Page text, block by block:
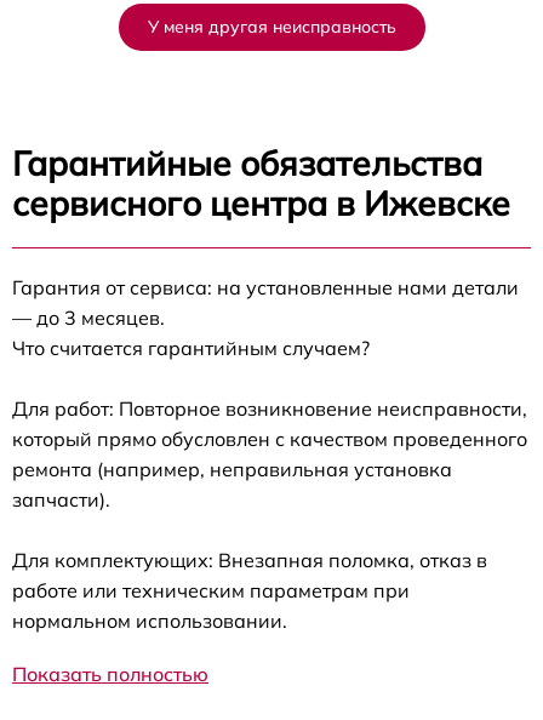
У меня другая неисправность
Гарантийные обязательства
сервисного центра в Ижевске
Гарантия от сервиса: на установленные нами детали
— до 3 месяцев.
Что считается гарантийным случаем?
Для работ: Повторное возникновение неисправности,
который прямо обусловлен с качеством проведенного
ремонта (например, неправильная установка
запчасти).
Для комплектующих: Внезапная поломка, отказ в
работе или техническим параметрам при
нормальном использовании.
Показать полностью